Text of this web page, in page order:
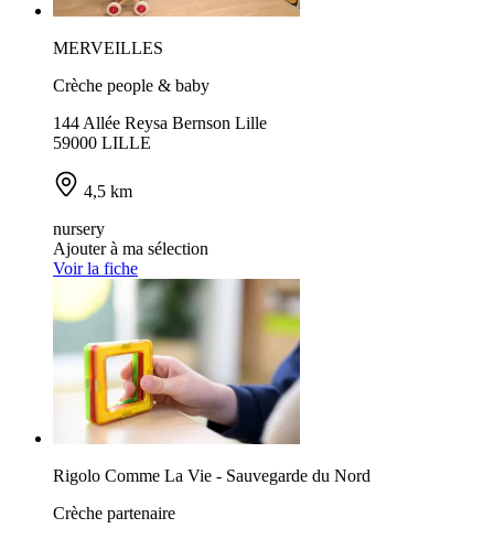
MERVEILLES
Crèche people & baby
144 Allée Reysa Bernson Lille
59000 LILLE
4,5 km
nursery
Ajouter à ma sélection
Voir la fiche
Rigolo Comme La Vie - Sauvegarde du Nord
Crèche partenaire